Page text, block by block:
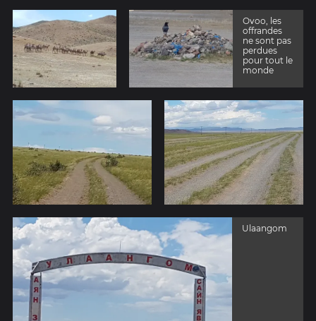
Ovoo, les
offrandes
ne sont pas
perdues
pour tout le
monde
Ulaangom